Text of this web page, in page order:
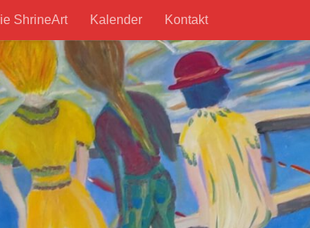
ShrineArt Kalender Kontakt